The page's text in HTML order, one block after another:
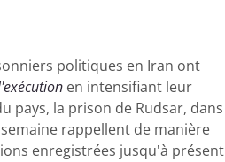
politiques en Iran ont
en intensifiant leur
pays, la prison de Rudsar, dans
rappellent de manière
enregistrées jusqu'à présent